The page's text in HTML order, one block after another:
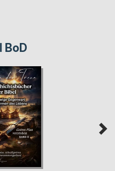
BoD